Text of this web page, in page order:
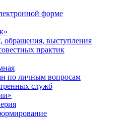
форме
обращения, выступления
практик
по личным вопросам
служб